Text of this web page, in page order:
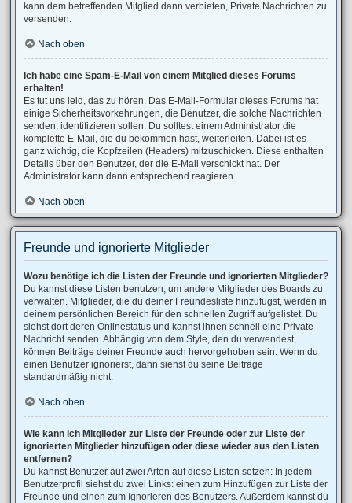
kann dem betreffenden Mitglied dann verbieten, Private Nachrichten zu
versenden.
Nach oben
Ich habe eine Spam-E-Mail von einem Mitglied dieses Forums
erhalten!
Es tut uns leid, das zu hören. Das E-Mail-Formular dieses Forums hat
einige Sicherheitsvorkehrungen, die Benutzer, die solche Nachrichten
senden, identifizieren sollen. Du solltest einem Administrator die
komplette E-Mail, die du bekommen hast, weiterleiten. Dabei ist es
ganz wichtig, die Kopfzeilen (Headers) mitzuschicken. Diese enthalten
Details über den Benutzer, der die E-Mail verschickt hat. Der
Administrator kann dann entsprechend reagieren.
Nach oben
Freunde und ignorierte Mitglieder
Wozu benötige ich die Listen der Freunde und ignorierten Mitglieder?
Du kannst diese Listen benutzen, um andere Mitglieder des Boards zu
verwalten. Mitglieder, die du deiner Freundesliste hinzufügst, werden in
deinem persönlichen Bereich für den schnellen Zugriff aufgelistet. Du
siehst dort deren Onlinestatus und kannst ihnen schnell eine Private
Nachricht senden. Abhängig von dem Style, den du verwendest,
können Beiträge deiner Freunde auch hervorgehoben sein. Wenn du
einen Benutzer ignorierst, dann siehst du seine Beiträge
standardmäßig nicht.
Nach oben
Wie kann ich Mitglieder zur Liste der Freunde oder zur Liste der
ignorierten Mitglieder hinzufügen oder diese wieder aus den Listen
entfernen?
Du kannst Benutzer auf zwei Arten auf diese Listen setzen: In jedem
Benutzerprofil siehst du zwei Links: einen zum Hinzufügen zur Liste der
Freunde und einen zum Ignorieren des Benutzers. Außerdem kannst du